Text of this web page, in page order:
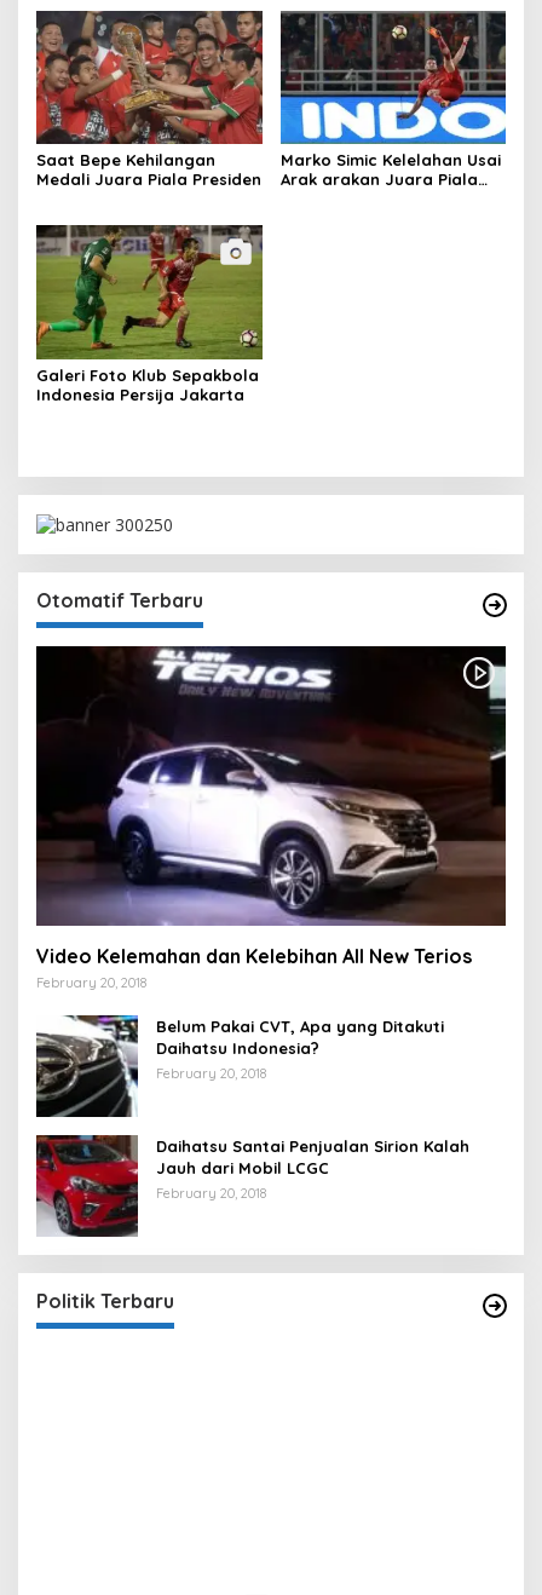
Saat Bepe Kehilangan
Medali Juara Piala Presiden
Marko Simic Kelelahan Usai
Arak arakan Juara Piala
Galeri Foto Klub Sepakbola
Indonesia Persija Jakarta
Otomatif Terbaru
Video Kelemahan dan Kelebihan All New Terios
February 20, 2018
Belum Pakai CVT, Apa yang Ditakuti
Daihatsu Indonesia?
February 20, 2018
Daihatsu Santai Penjualan Sirion Kalah
Jauh dari Mobil LCGC
February 20, 2018
Politik Terbaru
Strategi PPP Menangkan Duet Ganjar dan Gus
Yasin
In Berita, Politik |